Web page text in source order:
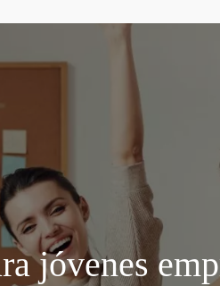
jóvenes